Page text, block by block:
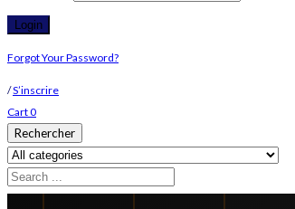
Forgot Your Password?
/S’inscrire
Cart0
Rechercher